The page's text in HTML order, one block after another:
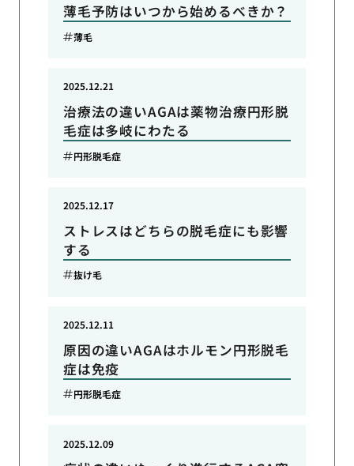
薄毛予防はいつから始めるべきか？
薄毛
治療法の違いAGAは薬物治療円形脱
毛症は多岐にわたる
2025.12.21
円形脱毛症
ストレスはどちらの脱毛症にも影響
する
2025.12.17
抜け毛
原因の違いAGAはホルモン円形脱毛
症は免疫
2025.12.11
円形脱毛症
2025.12.09